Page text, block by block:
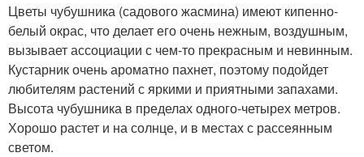
Цветы чубушника (садового жасмина) имеют кипенно-
белый окрас, что делает его очень нежным, воздушным,
вызывает ассоциации с чем-то прекрасным и невинным.
Кустарник очень ароматно пахнет, поэтому подойдет
любителям растений с яркими и приятными запахами.
Высота чубушника в пределах одного-четырех метров.
Хорошо растет и на солнце, и в местах с рассеянным
светом.